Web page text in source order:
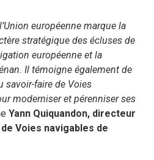
européenne marque la
stratégique des écluses de
européenne et la
Il témoigne également de
savoir-faire de Voies
moderniser et pérenniser ses
Yann Quiquandon, directeur
Voies navigables de